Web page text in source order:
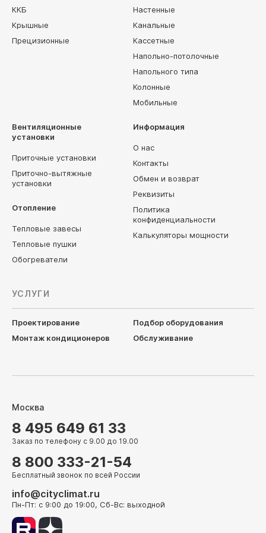
ККБ
Крышные
Прецизионные
Настенные
Канальные
Кассетные
Напольно-потолочные
Напольного типа
Колонные
Мобильные
Вентиляционные
установки
Приточные установки
Приточно-вытяжные
установки
Отопление
Тепловые завесы
Тепловые пушки
Обогреватели
Информация
О нас
Контакты
Обмен и возврат
Реквизиты
Политика
конфиденциальности
Калькуляторы мощности
УСЛУГИ
Проектирование
Подбор оборудования
Монтаж кондиционеров
Обслуживание
Москва
8 495 649 61 33
Заказ по телефону с 9.00 до 19.00
8 800 333-21-54
Бесплатный звонок по всей России
info@cityclimat.ru
Пн-Пт: с 9:00 до 19:00, Сб-Вс: выходной